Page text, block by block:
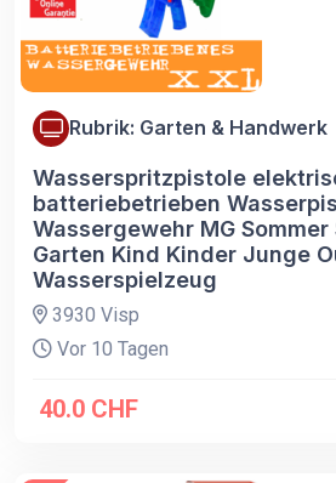
Rubrik: Garten & Handwerk
Wasserspritzpistole
batteriebetrieben
Wassergewehr MG
Garten Kind Kinder Junge
Wasserspielzeug
3930 Visp
Vor 10 Tagen
40.0 CHF